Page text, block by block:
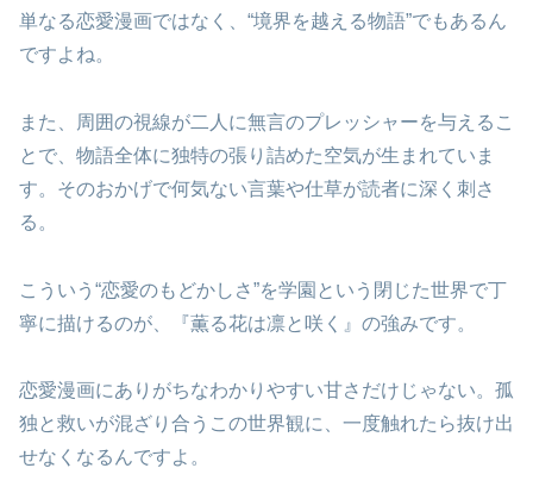
単なる恋愛漫画ではなく、“境界を越える物語”でもあるん
ですよね。
また、周囲の視線が二人に無言のプレッシャーを与えるこ
とで、物語全体に独特の張り詰めた空気が生まれていま
す。そのおかげで何気ない言葉や仕草が読者に深く刺さ
る。
こういう“恋愛のもどかしさ”を学園という閉じた世界で丁
寧に描けるのが、『薫る花は凛と咲く』の強みです。
恋愛漫画にありがちなわかりやすい甘さだけじゃない。孤
独と救いが混ざり合うこの世界観に、一度触れたら抜け出
せなくなるんですよ。